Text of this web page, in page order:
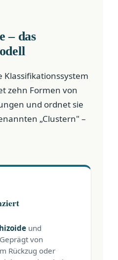
– das
Klassifikationssystem
zehn Formen von
und ordnet sie
„Clustern" –
und
von
Rückzug oder